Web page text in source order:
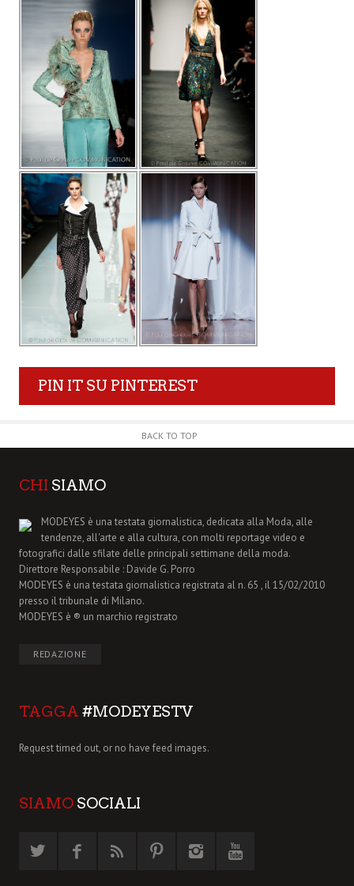
PIN IT SU PINTEREST
BACK TO TOP
CHI SIAMO
MODEYES è una testata giornalistica, dedicata alla Moda, alle
tendenze, all'arte e alla cultura, con molti reportage video e
fotografici dalle sfilate delle principali settimane della moda.
Direttore Responsabile : Davide G. Porro
MODEYES è una testata giornalistica registrata al n. 65 , il 15/02/2010
presso il tribunale di Milano.
MODEYES è ® un marchio registrato
REDAZIONE
TAGGA #MODEYESTV
Request timed out, or no have feed images.
SIAMO SOCIALI